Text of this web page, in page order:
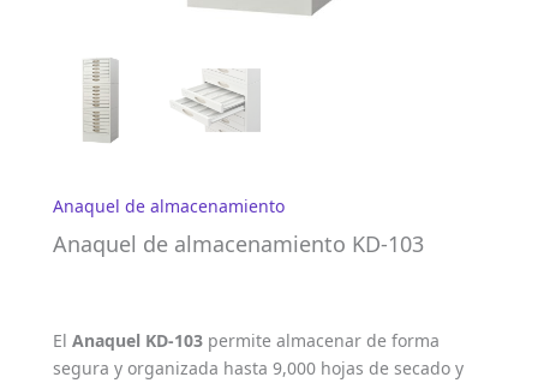
Anaquel de almacenamiento
Anaquel de almacenamiento KD-103
El Anaquel KD-103 permite almacenar de forma
segura y organizada hasta 9,000 hojas de secado y